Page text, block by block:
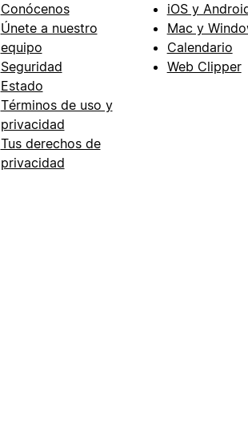
Conócenos
Únete a nuestro
equipo
Seguridad
Estado
Términos de uso y
privacidad
Tus derechos de
privacidad
iOS y
Mac y
Calendario
Web Clipper